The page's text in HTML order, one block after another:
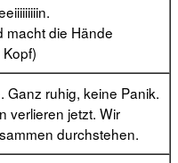
macht die Hände
Ganz ruhig, keine Panik.
verlieren jetzt. Wir
durchstehen.